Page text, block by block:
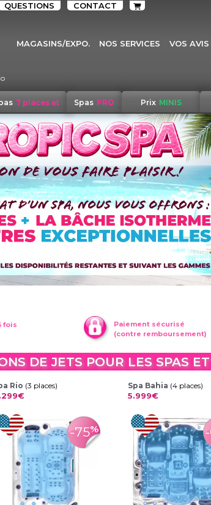
QUESTIONS CONTACT
MAGASINS/EXPO. NOS SERVICES VOS AVIS
7 places et
+
Spas PRO Prix MINIS
fois
Paiement sécurisé
(contre remboursement)
DE JETS POUR LES SPAS
Rio (3 places)
-75%
Spa Bahia (4 places)
5.999€